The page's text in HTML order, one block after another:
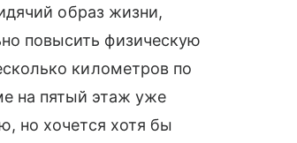
образ жизни,
повысить физическую
километров по
на пятый этаж уже
но хочется хотя бы